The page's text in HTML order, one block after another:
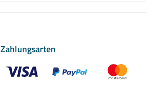
Zahlungsarten